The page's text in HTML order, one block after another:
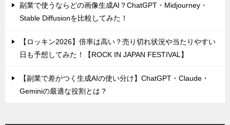
副業で使うならどの画像生成AI？ChatGPT・Midjourney・
Stable Diffusionを比較してみた！
【ロッキン2026】倍率は高い？売り切れ状況や当たりやすい
日も予想してみた！【ROCK IN JAPAN FESTIVAL】
【副業で差がつく生成AIの使い分け】ChatGPT・Claude・
Geminiの最適な役割とは？